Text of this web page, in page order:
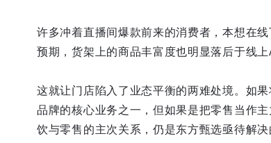
许多冲着直播间爆款前来的消费者，本想在
预期，货架上的商品丰富度也明显落后于线上
这就让门店陷入了业态平衡的两难处境。如
品牌的核心业务之一，但如果是把零售当作
饮与零售的主次关系，仍是东方甄选亟待解决